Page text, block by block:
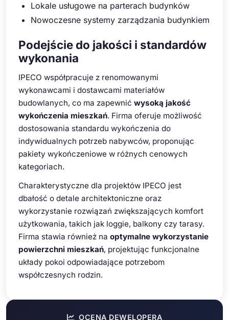
Lokale usługowe na parterach budynków
Nowoczesne systemy zarządzania budynkiem
Podejście do jakości i standardów
wykonania
IPECO współpracuje z renomowanymi
wykonawcami i dostawcami materiałów
budowlanych, co ma zapewnić wysoką jakość
wykończenia mieszkań. Firma oferuje możliwość
dostosowania standardu wykończenia do
indywidualnych potrzeb nabywców, proponując
pakiety wykończeniowe w różnych cenowych
kategoriach.
Charakterystyczne dla projektów IPECO jest
dbałość o detale architektoniczne oraz
wykorzystanie rozwiązań zwiększających komfort
użytkowania, takich jak loggie, balkony czy tarasy.
Firma stawia również na optymalne wykorzystanie
powierzchni mieszkań, projektując funkcjonalne
układy pokoi odpowiadające potrzebom
współczesnych rodzin.
OCENA DEWELOPERA